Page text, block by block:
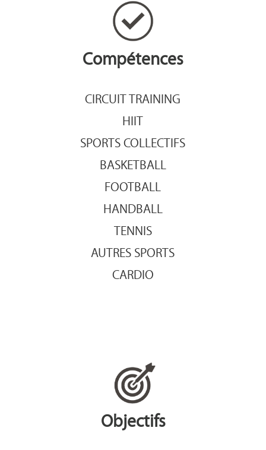
Compétences
CIRCUIT TRAINING
HIIT
SPORTS COLLECTIFS
BASKETBALL
FOOTBALL
HANDBALL
TENNIS
AUTRES SPORTS
CARDIO
Objectifs